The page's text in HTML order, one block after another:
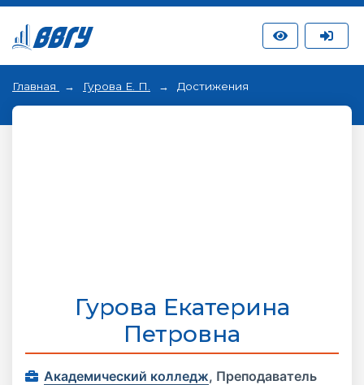
Главная Гурова Е. П. Достижения
Гурова Екатерина
Петровна
Академический колледж, Преподаватель